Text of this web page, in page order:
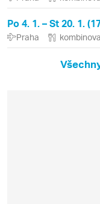
Po 4. 1. – St 20. 1.
Praha